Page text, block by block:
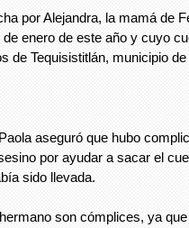
por Alejandra, la mamá de
enero de este año y cuyo
de Tequisistitlán, municipio
aseguró que hubo
por ayudar a sacar el
sido llevada.
son cómplices, ya